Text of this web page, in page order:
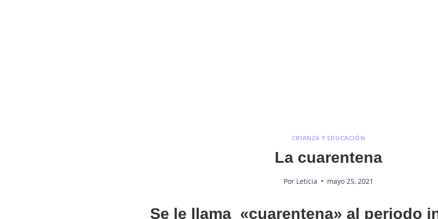
CRIANZA Y EDUCACIÓN
La cuarentena
Por Leticia mayo 25, 2021
Se le llama «cuarentena» al periodo